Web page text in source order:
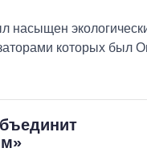
насыщен
которых был